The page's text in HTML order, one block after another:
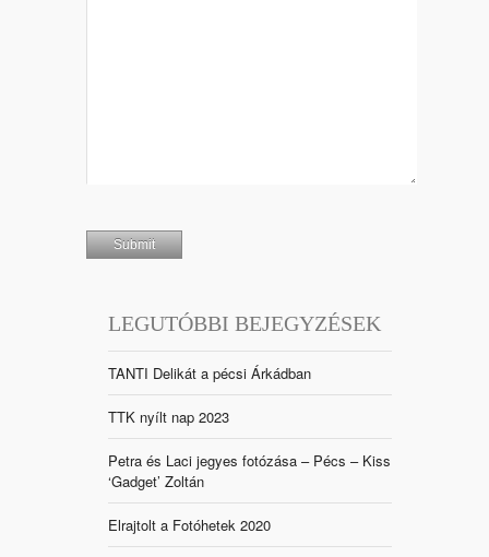
LEGUTÓBBI BEJEGYZÉSEK
TANTI Delikát a pécsi Árkádban
TTK nyílt nap 2023
Petra és Laci jegyes fotózása – Pécs – Kiss
‘Gadget’ Zoltán
Elrajtolt a Fotóhetek 2020